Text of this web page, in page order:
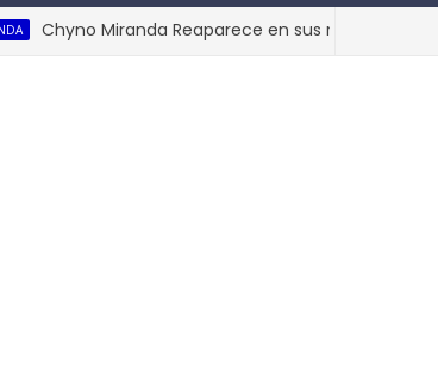
Chyno Miranda Reaparece en sus redes Sociales